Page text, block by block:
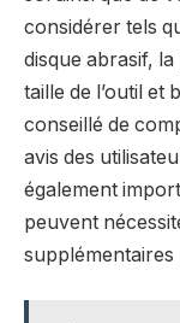
considérer tels
disque abrasif,
taille de l’outil et
conseillé de
avis des
également
peuvent